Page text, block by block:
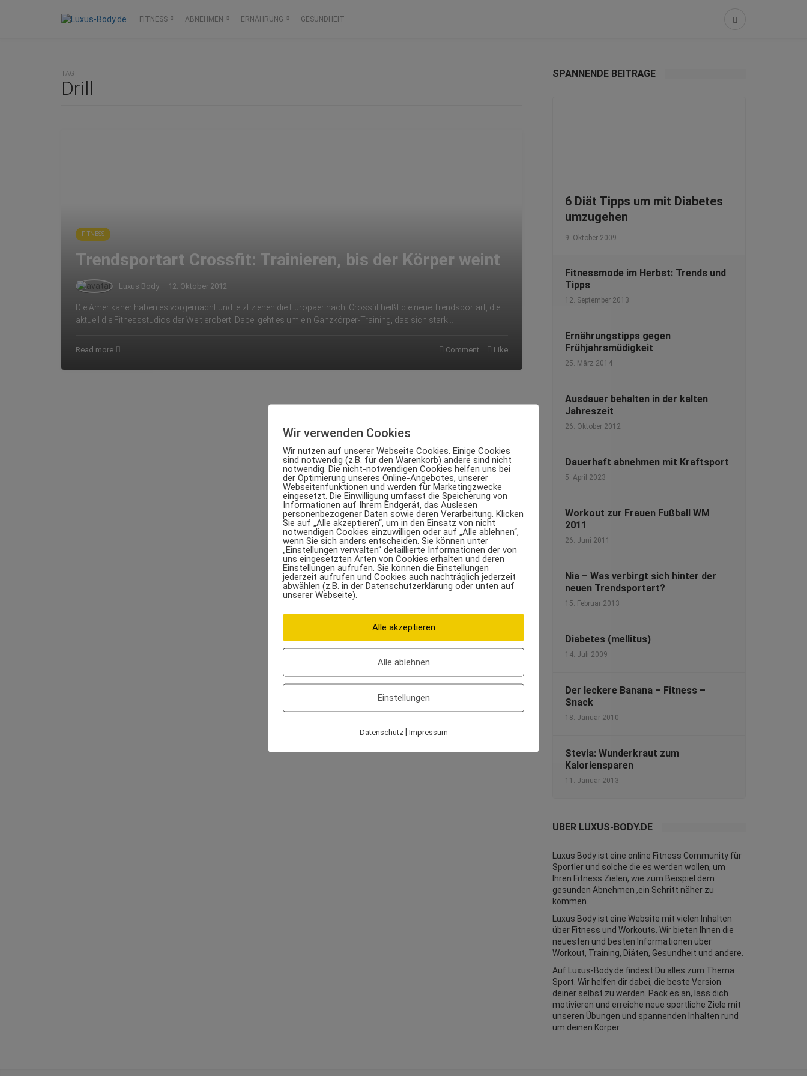
FITNESS ABNEHMEN ERNÄHRUNG GESUNDHEIT
TAG
Drill
FITNESS
Trendsportart Crossfit: Trainieren, bis der Körper weint
Luxus Body · 12. Oktober 2012
Die Amerikaner haben es vorgemacht und jetzt ziehen die Europäer nach. Crossfit heißt die neue Trendsportart, die
aktuell die Fitnessstudios der Welt erobert. Dabei geht es um ein Ganzkörper-Training, das sich stark…
Read more Comment Like
SPANNENDE BEITRÄGE
6 Diät Tipps um mit Diabetes
umzugehen
9. Oktober 2009
Fitnessmode im Herbst: Trends und
Tipps
12. September 2013
Ernährungstipps gegen
Frühjahrsmüdigkeit
25. März 2014
Ausdauer behalten in der kalten
Jahreszeit
26. Oktober 2012
Dauerhaft abnehmen mit Kraftsport
5. April 2023
Workout zur Frauen Fußball WM
2011
26. Juni 2011
Nia – Was verbirgt sich hinter der
neuen Trendsportart?
15. Februar 2013
Diabetes (mellitus)
14. Juli 2009
Der leckere Banana – Fitness –
Snack
18. Januar 2010
Stevia: Wunderkraut zum
Kaloriensparen
11. Januar 2013
ÜBER LUXUS-BODY.DE
Luxus Body ist eine online Fitness Community für
Sportler und solche die es werden wollen, um
Ihren Fitness Zielen, wie zum Beispiel dem
gesunden Abnehmen ,ein Schritt näher zu
kommen.
Luxus Body ist eine Website mit vielen Inhalten
über Fitness und Workouts . Wir bieten Ihnen die
neuesten und besten Informationen über
Workout, Training, Diäten, Gesundheit und andere.
Auf Luxus-Body.de findest Du alles zum Thema
Sport. Wir helfen dir dabei, die beste Version
deiner selbst zu werden. Pack es an, lass dich
motivieren und erreiche neue sportliche Ziele mit
unseren Übungen und spannenden Inhalten rund
um deinen Körper.
Wir verwenden Cookies
Wir nutzen auf unserer Webseite Cookies. Einige Cookies
sind notwendig (z.B. für den Warenkorb) andere sind nicht
notwendig. Die nicht-notwendigen Cookies helfen uns bei
der Optimierung unseres Online-Angebotes, unserer
Webseitenfunktionen und werden für Marketingzwecke
eingesetzt. Die Einwilligung umfasst die Speicherung von
Informationen auf Ihrem Endgerät, das Auslesen
personenbezogener Daten sowie deren Verarbeitung. Klicken
Sie auf „Alle akzeptieren“, um in den Einsatz von nicht
notwendigen Cookies einzuwilligen oder auf „Alle ablehnen“,
wenn Sie sich anders entscheiden. Sie können unter
„Einstellungen verwalten“ detaillierte Informationen der von
uns eingesetzten Arten von Cookies erhalten und deren
Einstellungen aufrufen. Sie können die Einstellungen
jederzeit aufrufen und Cookies auch nachträglich jederzeit
abwählen (z.B. in der Datenschutzerklärung oder unten auf
unserer Webseite).
Alle akzeptieren
Alle ablehnen
Einstellungen
Datenschutz| Impressum